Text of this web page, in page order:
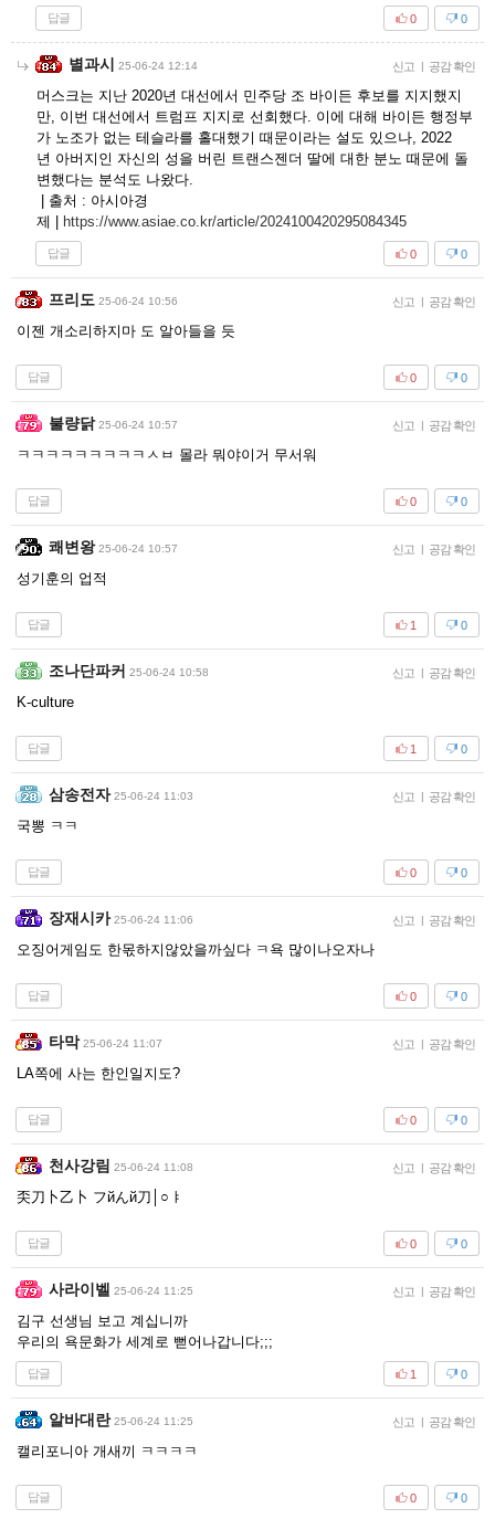
답글 0
0
별과시 25-06-24 12:14 신고 | 공감 확인
머스크는 지난 2020년 대선에서 민주당 조 바이든 후보를 지지했지
만, 이번 대선에서 트럼프 지지로 선회했다. 이에 대해 바이든 행정부
가 노조가 없는 테슬라를 홀대했기 때문이라는 설도 있으나, 2022
년 아버지인 자신의 성을 버린 트랜스젠더 딸에 대한 분노 때문에 돌
변했다는 분석도 나왔다.
| 출처 : 아시아경
제 |
https://www.asiae.co.kr/article/2024100420295084345
답글 0
0
프리도 25-06-24 10:56 신고 | 공감 확인
이젠 개소리하지마 도 알아들을 듯
답글 0
0
불량닭 25-06-24 10:57 신고 | 공감 확인
ㅋㅋㅋㅋㅋㅋㅋㅋㅋㅅㅂ 몰라 뭐야이거 무서워
답글 0
0
쾌변왕 25-06-24 10:57 신고 | 공감 확인
성기훈의 업적
답글 0
1
조나단파커 25-06-24 10:58 신고 | 공감 확인
K-culture
답글 0
1
삼송전자 25-06-24 11:03 신고 | 공감 확인
국뽕 ㅋㅋ
답글 0
0
장재시카 25-06-24 11:06 신고 | 공감 확인
오징어게임도 한몫하지않았을까싶다 ㅋ욕 많이나오자나
답글 0
0
타막 25-06-24 11:07 신고 | 공감 확인
LA쪽에 사는 한인일지도?
답글 0
0
천사강림 25-06-24 11:08 신고 | 공감 확인
奀刀卜乙卜 フйんй刀│○ㅑ
답글 0
0
사라이벨 25-06-24 11:25 신고 | 공감 확인
김구 선생님 보고 계십니까
우리의 욕문화가 세계로 뻗어나갑니다;;;
답글 0
1
알바대란 25-06-24 11:25 신고 | 공감 확인
캘리포니아 개새끼 ㅋㅋㅋㅋ
답글 0
0